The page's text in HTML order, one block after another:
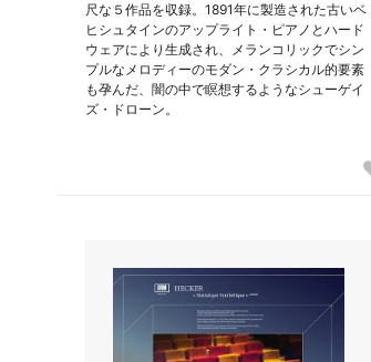
尺な５作品を収録。1891年に製造された古いベ
ヒシュタインのアップライト・ピアノとハード
ウェアにより生成され、メランコリックでシン
プルなメロディーのモダン・クラシカル的要素
も孕んだ、闇の中で瞑想するようなシューゲイ
ズ・ドローン。